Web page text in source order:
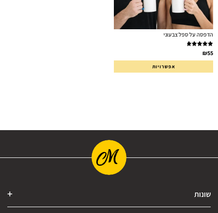
הדפסה על ספל צבעוני
דורג5.00₪55
אפשרויות
שונות